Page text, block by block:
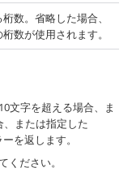
数。省略した場合、
数が使用されます。
文字を超える場合、ま
または指定した
を返します。
ください。